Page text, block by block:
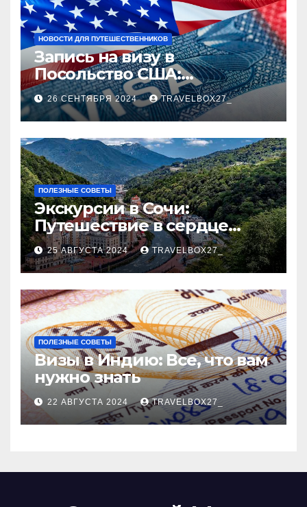
НОВОСТИ ДЛЯ ПУТЕШЕСТВЕННИКОВ
Запись на визу в
Посольство США:
Пошаговое руководство
26 СЕНТЯБРЯ 2024 TRAVELBOX27_
ПОЛЕЗНЫЕ СОВЕТЫ
Экскурсии в Сочи:
Путешествие в сердце
Черноморского курорта
25 АВГУСТА 2024 TRAVELBOX27_
ПОЛЕЗНЫЕ СОВЕТЫ
Визы в Индию: Все, что вам
нужно знать
22 АВГУСТА 2024 TRAVELBOX27_